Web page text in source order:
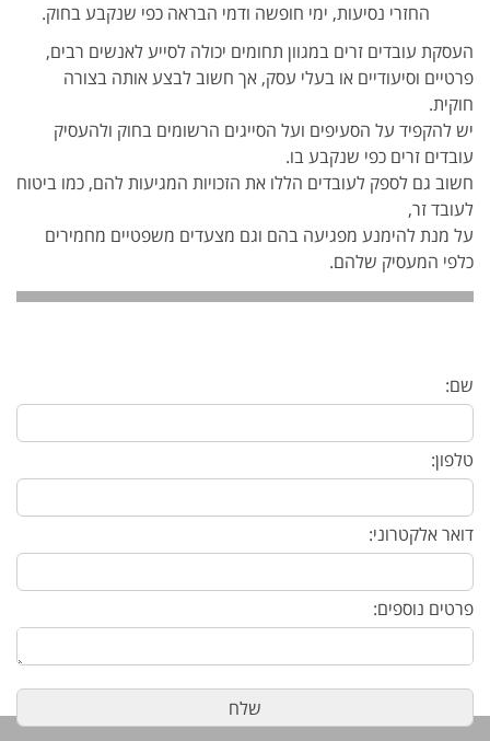
החזרי נסיעות, ימי חופשה ודמי הבראה כפי שנקבע בחוק.
העסקת עובדים זרים במגוון תחומים יכולה לסייע לאנשים רבים,
פרטיים וסיעודיים או בעלי עסק, אך חשוב לבצע אותה בצורה
חוקית.
יש להקפיד על הסעיפים ועל הסייגים הרשומים בחוק ולהעסיק
עובדים זרים כפי שנקבע בו.
חשוב גם לספק לעובדים הללו את הזכויות המגיעות להם, כמו ביטוח
לעובד זר,
על מנת להימנע מפגיעה בהם וגם מצעדים משפטיים מחמירים
כלפי המעסיק שלהם.
שם:
טלפון:
דואר אלקטרוני:
פרטים נוספים: